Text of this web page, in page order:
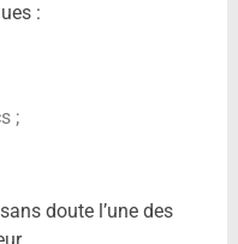
:
;
doute l’une des